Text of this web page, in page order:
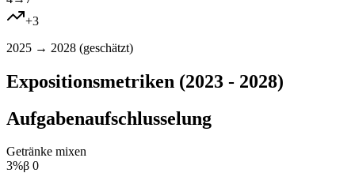
+3
2025 → 2028 (geschätzt)
Expositionsmetriken (2023 - 2028)
Aufgabenaufschlusselung
Getränke mixen
3%β 0